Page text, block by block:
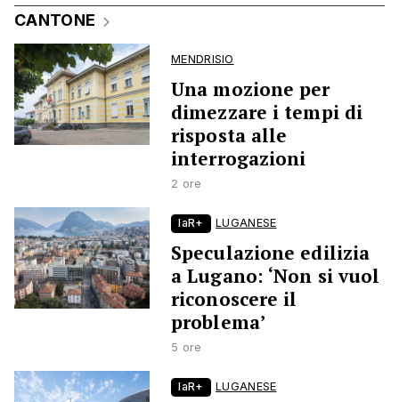
CANTONE
MENDRISIO
Una mozione per
dimezzare i tempi di
risposta alle
interrogazioni
2 ore
laR+ LUGANESE
Speculazione edilizia
a Lugano: ‘Non si vuol
riconoscere il
problema’
5 ore
laR+ LUGANESE